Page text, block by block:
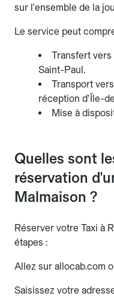
sur l'ensemble de la
Le service peut
Transfert
Saint-Paul.
Transport
réception d'Île-
Mise à
Quelles sont
réservation
Malmaison ?
Réserver votre Taxi à
étapes :
Allez sur allocab.com
Saisissez votre